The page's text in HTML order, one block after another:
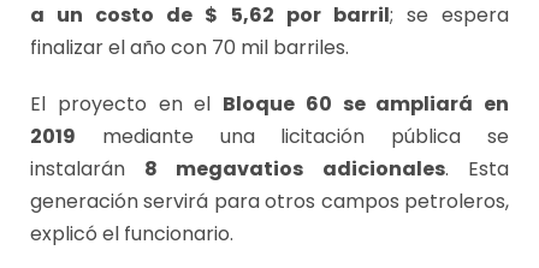
a un costo de $ 5,62 por barril; se espera
finalizar el año con 70 mil barriles.
El proyecto en el Bloque 60 se ampliará en
2019 mediante una licitación pública se
instalarán 8 megavatios adicionales. Esta
generación servirá para otros campos petroleros,
explicó el funcionario.